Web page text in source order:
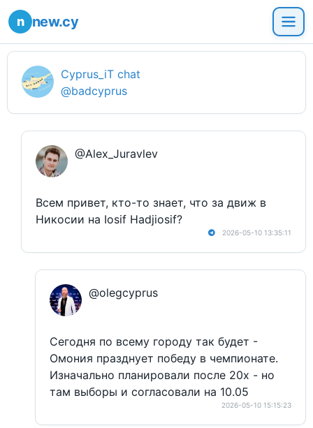
new.cy
Cyprus_iT chat
@badcyprus
@Alex_Juravlev
Всем привет, кто-то знает, что за движ в
Никосии на Iosif Hadjiosif?
2026-05-10 13:35:11
@olegcyprus
Сегодня по всему городу так будет -
Омония празднует победу в чемпионате.
Изначально планировали после 20х - но
там выборы и согласовали на 10.05
2026-05-10 15:15:23